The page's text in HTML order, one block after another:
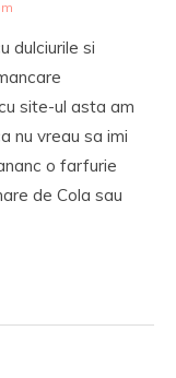
dulciurile si
site-ul asta am
nu vreau sa imi
o farfurie
de Cola sau